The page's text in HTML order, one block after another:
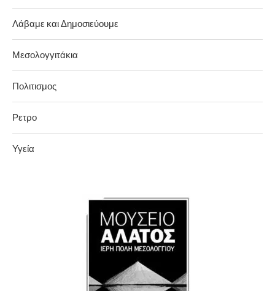
Λάβαμε και Δημοσιεύουμε
Μεσολογγιτάκια
Πολιτισμος
Ρετρο
Υγεία